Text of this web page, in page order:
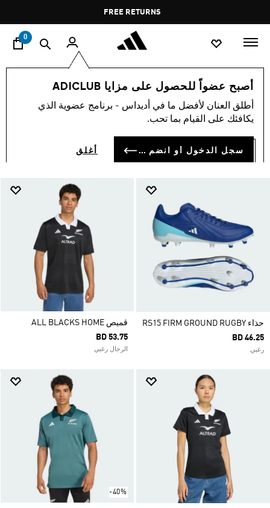
Pause
promotion
rotation
FREE RETURNS
0
أصبح عضواً للحصول على مزايا ADICLUB
أطلق العنان لأفضل ما في أديداس - برنامج عضوية الذي
يكافئك على القيام بما تحب.
سجل الدخول أو انضم الآن أغلق
الرياضات رياضات أخرى
RUGBY (5)
حذاء RS15 FIRM GROUND RUGBY
BD 46.25
رغبي
قميص ALL BLACKS HOME
BD 53.75
الرجال رغبي
-40%